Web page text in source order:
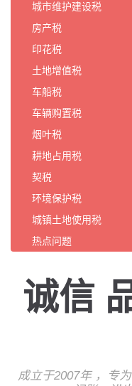
城市维护建设税
房产税
印花税
土地增值税
车船税
车辆购置税
烟叶税
耕地占用税
契税
环境保护税
城镇土地使用税
热点问题
诚信
成立于2007年 ，专